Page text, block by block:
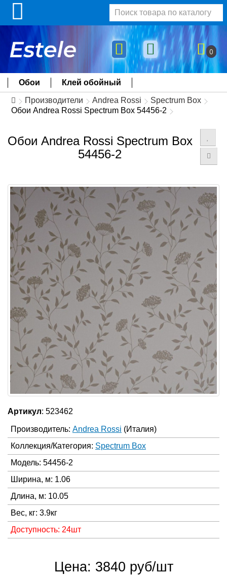
0
Обои Клей обойный
Производители Andrea Rossi
Spectrum Box
Обои Andrea Rossi Spectrum Box 54456-2
Обои Andrea Rossi Spectrum Box
54456-2
Артикул: 523462
Производитель: Andrea Rossi (Италия)
Коллекция/Категория: Spectrum Box
Модель: 54456-2
Ширина, м: 1.06
Длина, м: 10.05
Вес, кг: 3.9кг
Доступность: 24шт
Цена: 3840 руб/шт